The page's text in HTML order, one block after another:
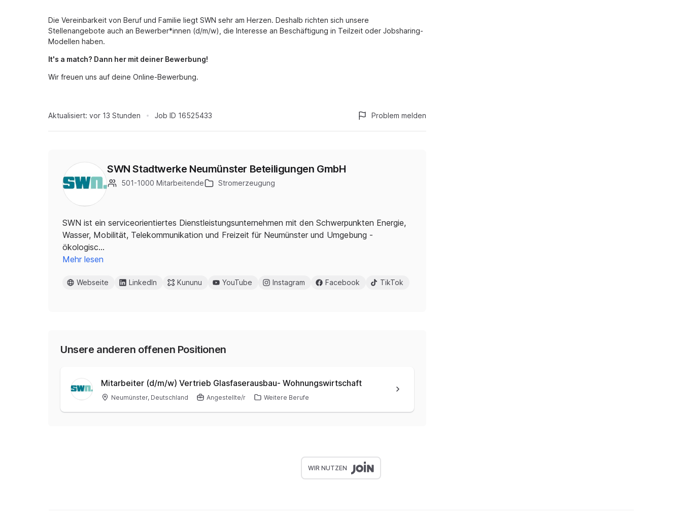
Die Vereinbarkeit von Beruf und Familie liegt SWN sehr am Herzen. Deshalb richten sich unsere
Stellenangebote auch an Bewerber*innen (d/m/w), die Interesse an Beschäftigung in Teilzeit oder Jobsharing-
Modellen haben.
It's a match? Dann her mit deiner Bewerbung!
Wir freuen uns auf deine Online-Bewerbung.
Aktualisiert: vor 13 Stunden Job ID 16525433 Problem melden
SWN Stadtwerke Neumünster Beteiligungen GmbH
501-1000 Mitarbeitende Stromerzeugung
SWN ist ein serviceorientiertes Dienstleistungsunternehmen mit den Schwerpunkten Energie,
Wasser, Mobilität, Telekommunikation und Freizeit für Neumünster und Umgebung -
ökologisc…
Mehr lesen
Webseite LinkedIn Kununu YouTube Instagram Facebook TikTok
Unsere anderen offenen Positionen
Mitarbeiter (d/m/w) Vertrieb Glasfaserausbau- Wohnungswirtschaft
Neumünster, Deutschland Angestellte/r Weitere Berufe
WIR NUTZEN